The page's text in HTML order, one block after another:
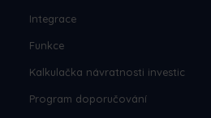
Integrace
Funkce
Kalkulačka návratnosti investic
Program doporučování